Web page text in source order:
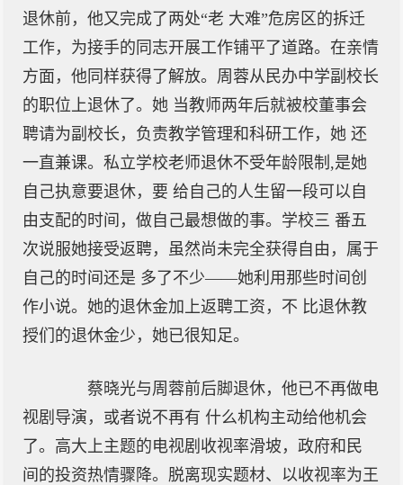
退休前，他又完成了两处“老 大难”危房区的拆迁
工作，为接手的同志开展工作铺平了道路。在亲情
方面，他同样获得了解放。周蓉从民办中学副校长
的职位上退休了。她 当教师两年后就被校董事会
聘请为副校长，负责教学管理和科研工作，她 还
一直兼课。私立学校老师退休不受年龄限制,是她
自己执意要退休，要 给自己的人生留一段可以自
由支配的时间，做自己最想做的事。学校三 番五
次说服她接受返聘，虽然尚未完全获得自由，属于
自己的时间还是 多了不少——她利用那些时间创
作小说。她的退休金加上返聘工资，不 比退休教
授们的退休金少，她已很知足。
蔡晓光与周蓉前后脚退休，他已不再做电
视剧导演，或者说不再有 什么机构主动给他机会
了。高大上主题的电视剧收视率滑坡，政府和民
间的投资热情骤降。脱离现实题材、以收视率为王